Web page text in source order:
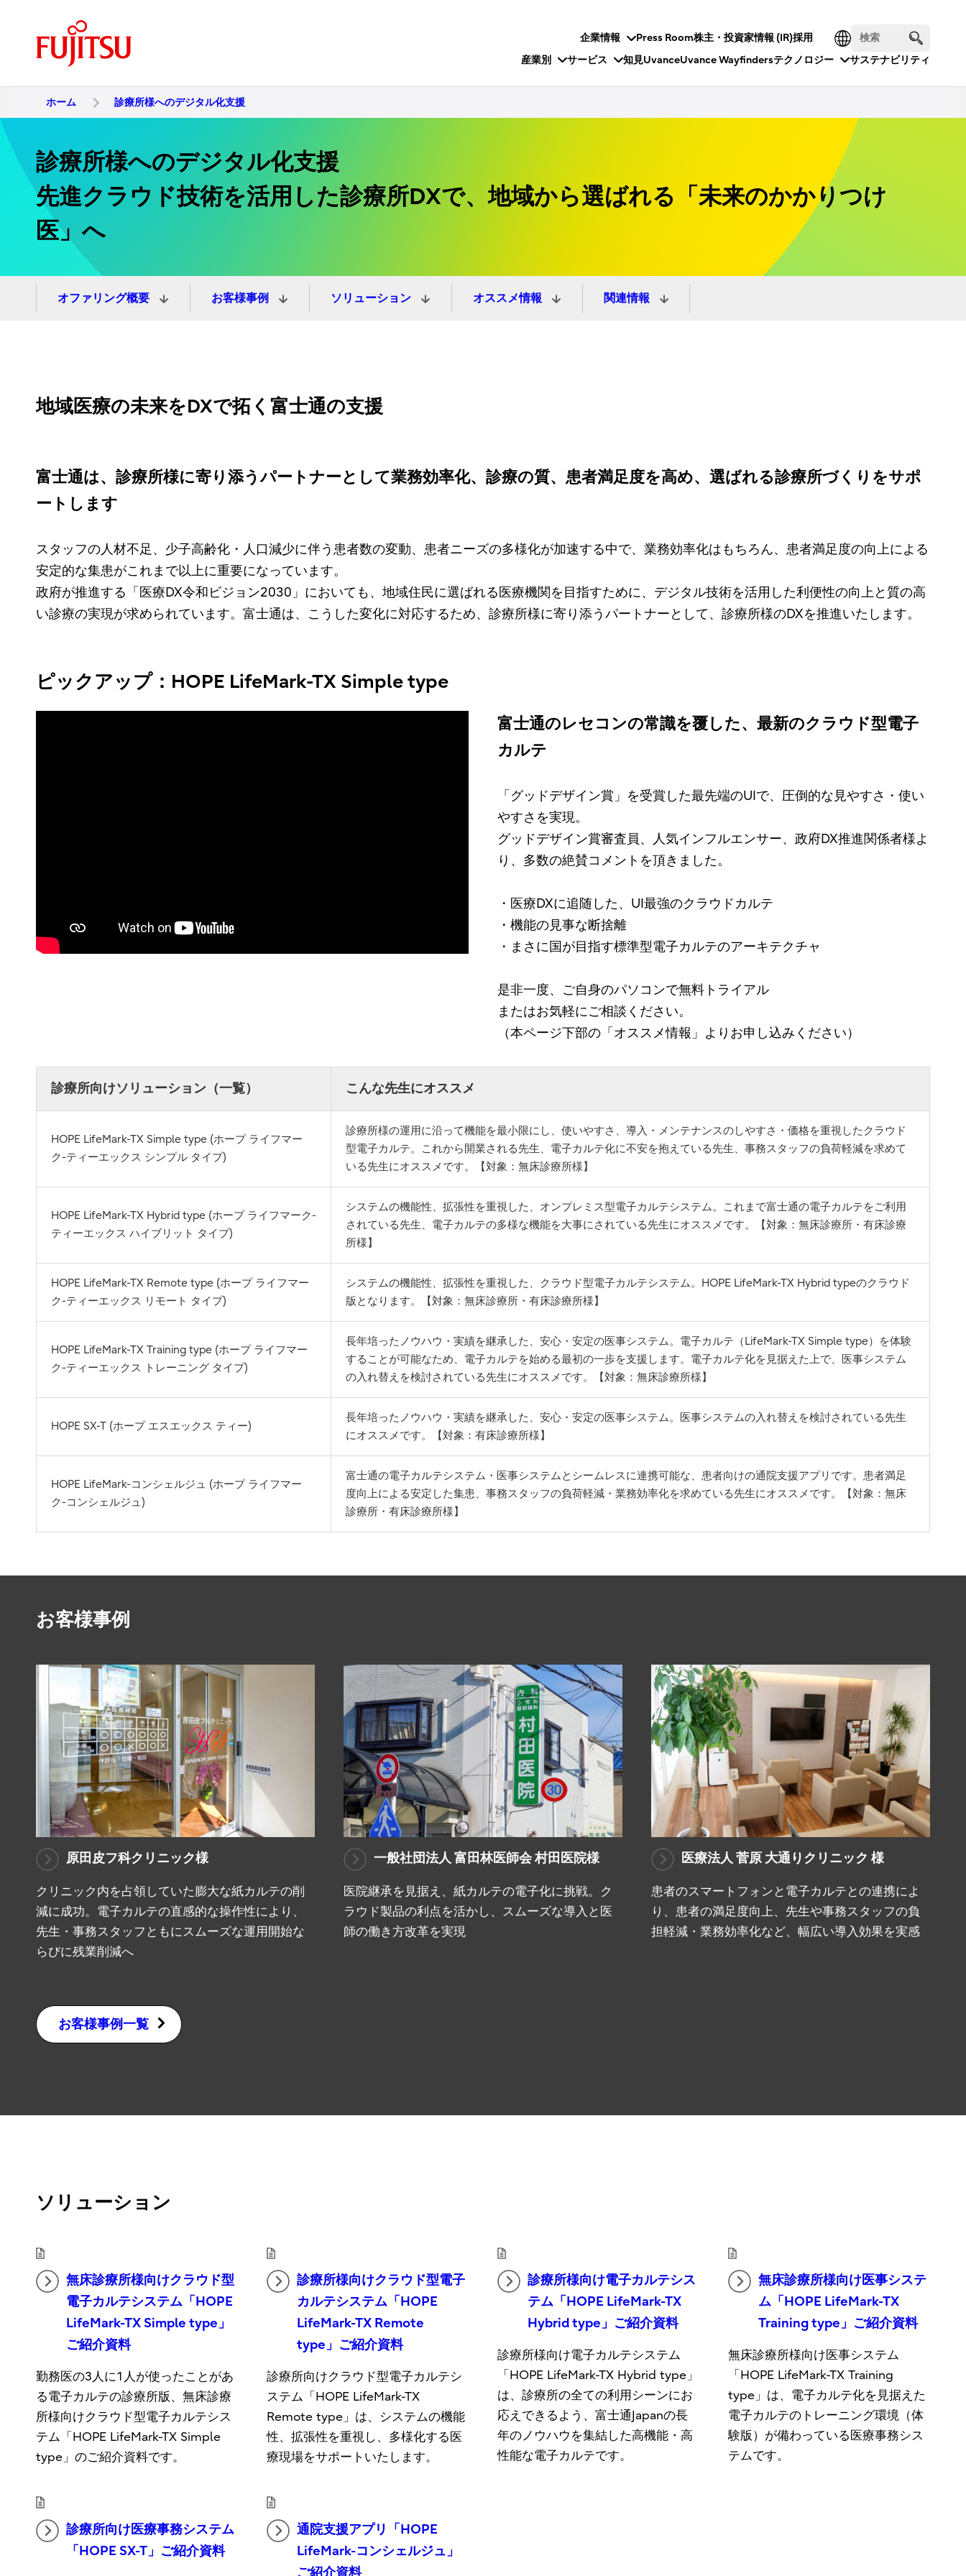
企業情報 Press Room株主・投資家情報 (IR)採用
産業別
サービス 知見UvanceUvance Wayfindersテクノロジー サステナビリティ
ホーム 診療所様へのデジタル化支援
診療所様へのデジタル化支援
先進クラウド技術を活用した診療所DXで、地域から選ばれる「未来のかかりつけ
医」へ
オファリング概要 お客様事例 ソリューション オススメ情報 関連情報
地域医療の未来をDXで拓く富士通の支援
富士通は、診療所様に寄り添うパートナーとして業務効率化、診療の質、患者満足度を高め、選ばれる診療所づくりをサポ
ートします
スタッフの人材不足、少子高齢化・人口減少に伴う患者数の変動、患者ニーズの多様化が加速する中で、業務効率化はもちろん、患者満足度の向上による
安定的な集患がこれまで以上に重要になっています。
政府が推進する「医療DX令和ビジョン2030」においても、地域住民に選ばれる医療機関を目指すために、デジタル技術を活用した利便性の向上と質の高
い診療の実現が求められています。富士通は、こうした変化に対応するため、診療所様に寄り添うパートナーとして、診療所様のDXを推進いたします。
ピックアップ：HOPE LifeMark-TX Simple type
富士通のレセコンの常識を覆した、最新のクラウド型電子
カルテ
「グッドデザイン賞」を受賞した最先端のUIで、圧倒的な見やすさ・使い
やすさを実現。
グッドデザイン賞審査員、人気インフルエンサー、政府DX推進関係者様よ
り、多数の絶賛コメントを頂きました。
・医療DXに追随した、UI最強のクラウドカルテ
・機能の見事な断捨離
・まさに国が目指す標準型電子カルテのアーキテクチャ
是非一度、ご自身のパソコンで無料トライアル
またはお気軽にご相談ください。
（本ページ下部の「オススメ情報」よりお申し込みください）
診療所向けソリューション（一覧） こんな先生にオススメ
HOPE LifeMark-TX Simple type (ホープ ライフマー
ク-ティーエックス シンプル タイプ)
診療所様の運用に沿って機能を最小限にし、使いやすさ、導入・メンテナンスのしやすさ・価格を重視したクラウド
型電子カルテ。これから開業される先生、電子カルテ化に不安を抱えている先生、事務スタッフの負荷軽減を求めて
いる先生にオススメです。【対象：無床診療所様】
HOPE LifeMark-TX Hybrid type (ホープ ライフマーク-
ティーエックス ハイブリット タイプ)
システムの機能性、拡張性を重視した、オンプレミス型電子カルテシステム。これまで富士通の電子カルテをご利用
されている先生、電子カルテの多様な機能を大事にされている先生にオススメです。【対象：無床診療所・有床診療
所様】
HOPE LifeMark-TX Remote type (ホープ ライフマー
ク-ティーエックス リモート タイプ)
システムの機能性、拡張性を重視した、クラウド型電子カルテシステム。HOPE LifeMark-TX Hybrid typeのクラウド
版となります。【対象：無床診療所・有床診療所様】
HOPE LifeMark-TX Training type (ホープ ライフマー
ク-ティーエックス トレーニング タイプ)
長年培ったノウハウ・実績を継承した、安心・安定の医事システム。電子カルテ（LifeMark-TX Simple type）を体験
することが可能なため、電子カルテを始める最初の一歩を支援します。電子カルテ化を見据えた上で、医事システム
の入れ替えを検討されている先生にオススメです。【対象：無床診療所様】
HOPE SX-T (ホープ エスエックス ティー)
長年培ったノウハウ・実績を継承した、安心・安定の医事システム。医事システムの入れ替えを検討されている先生
にオススメです。【対象：有床診療所様】
HOPE LifeMark-コンシェルジュ (ホープ ライフマー
ク-コンシェルジュ)
富士通の電子カルテシステム・医事システムとシームレスに連携可能な、患者向けの通院支援アプリです。患者満足
度向上による安定した集患、事務スタッフの負荷軽減・業務効率化を求めている先生にオススメです。【対象：無床
診療所・有床診療所様】
お客様事例
原田皮フ科クリニック様
クリニック内を占領していた膨大な紙カルテの削
減に成功。電子カルテの直感的な操作性により、
先生・事務スタッフともにスムーズな運用開始な
らびに残業削減へ
一般社団法人 富田林医師会 村田医院様
医院継承を見据え、紙カルテの電子化に挑戦。ク
ラウド製品の利点を活かし、スムーズな導入と医
師の働き方改革を実現
医療法人 菅原 大通りクリニック 様
患者のスマートフォンと電子カルテとの連携によ
り、患者の満足度向上、先生や事務スタッフの負
担軽減・業務効率化など、幅広い導入効果を実感
お客様事例一覧
ソリューション
無床診療所様向けクラウド型
電子カルテシステム「HOPE
LifeMark-TX Simple type」
ご紹介資料
勤務医の3人に1人が使ったことがあ
る電子カルテの診療所版、無床診療
所様向けクラウド型電子カルテシス
テム「HOPE LifeMark-TX Simple
type」のご紹介資料です。
診療所様向けクラウド型電子
カルテシステム「HOPE
LifeMark-TX Remote
type」ご紹介資料
診療所向けクラウド型電子カルテシ
ステム「HOPE LifeMark-TX
Remote type」は、システムの機能
性、拡張性を重視し、多様化する医
療現場をサポートいたします。
診療所様向け電子カルテシス
テム「HOPE LifeMark-TX
Hybrid type」ご紹介資料
診療所様向け電子カルテシステム
「HOPE LifeMark-TX Hybrid type」
は、診療所の全ての利用シーンにお
応えできるよう、富士通Japanの長
年のノウハウを集結した高機能・高
性能な電子カルテです。
無床診療所様向け医事システ
ム「HOPE LifeMark-TX
Training type」ご紹介資料
無床診療所様向け医事システム
「HOPE LifeMark-TX Training
type」は、電子カルテ化を見据えた
電子カルテのトレーニング環境（体
験版）が備わっている医療事務シス
テムです。
診療所向け医療事務システム
「HOPE SX-T」ご紹介資料
通院支援アプリ「HOPE
LifeMark-コンシェルジュ」
ご紹介資料